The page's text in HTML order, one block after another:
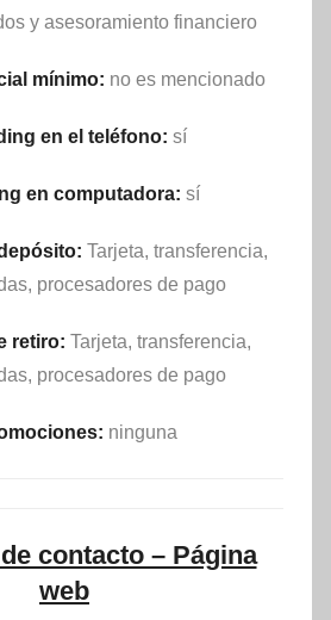
y asesoramiento financiero
mínimo: no es mencionado
en el teléfono: sí
en computadora: sí
Tarjeta, transferencia,
procesadores de pago
retiro: Tarjeta, transferencia,
procesadores de pago
ninguna
contacto – Página
web